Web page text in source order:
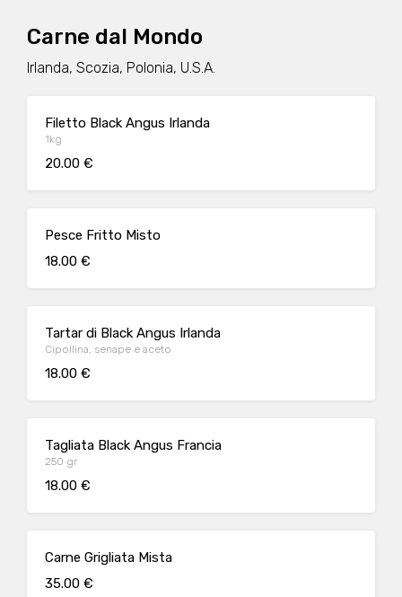
Carne dal Mondo
Irlanda, Scozia, Polonia, U.S.A.
Filetto Black Angus Irlanda
1kg
20.00 €
Pesce Fritto Misto
18.00 €
Tartar di Black Angus Irlanda
Cipollina, senape e aceto
18.00 €
Tagliata Black Angus Francia
250 gr
18.00 €
Carne Grigliata Mista
35.00 €